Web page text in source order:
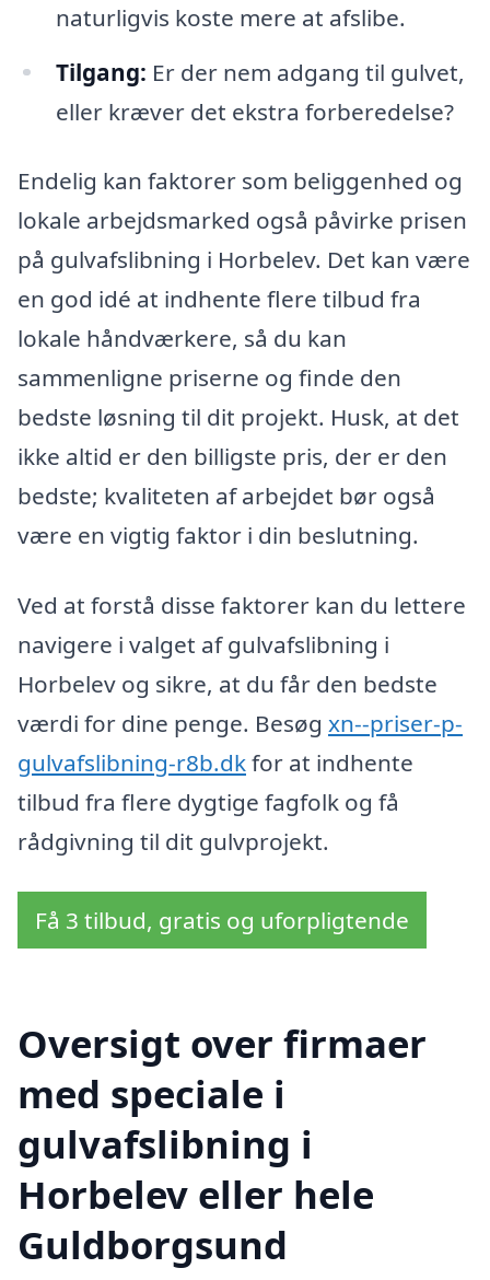
naturligvis koste mere at afslibe.
Tilgang: Er der nem adgang til gulvet,
eller kræver det ekstra forberedelse?
Endelig kan faktorer som beliggenhed og
lokale arbejdsmarked også påvirke prisen
på gulvafslibning i Horbelev. Det kan være
en god idé at indhente flere tilbud fra
lokale håndværkere, så du kan
sammenligne priserne og finde den
bedste løsning til dit projekt. Husk, at det
ikke altid er den billigste pris, der er den
bedste; kvaliteten af arbejdet bør også
være en vigtig faktor i din beslutning.
Ved at forstå disse faktorer kan du lettere
navigere i valget af gulvafslibning i
Horbelev og sikre, at du får den bedste
værdi for dine penge. Besøg xn--priser-p-
gulvafslibning-r8b.dkfor at indhente
tilbud fra flere dygtige fagfolk og få
rådgivning til dit gulvprojekt.
Få 3 tilbud, gratis og uforpligtende
Oversigt over firmaer
med speciale i
gulvafslibning i
Horbelev eller hele
Guldborgsund